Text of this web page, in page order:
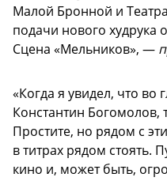
Малой Бронной и
подачи нового худрука
Сцена «Мельников», —
«Когда я увидел, что во
Константин Богомолов,
Простите, но рядом с
в титрах рядом стоять.
кино и, может быть,